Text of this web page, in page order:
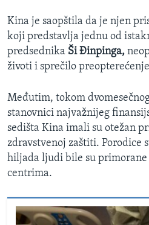
Kina je saopštila da je njen
koji predstavlja jednu od
predsednika Ši Đinpinga,
životi i sprečilo
Međutim, tokom
stanovnici najvažnijeg
sedišta Kina imali su otežan
zdravstvenoj zaštiti. Porodice
hiljada ljudi bile su primorane
centrima.